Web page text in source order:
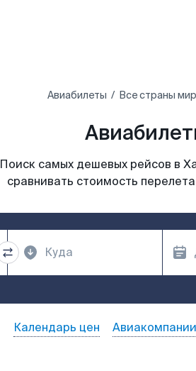
Авиабилеты Все страны
Поиск самых дешевых рейсов в
сравнивать стоимость
Календарь цен Авиакомпании